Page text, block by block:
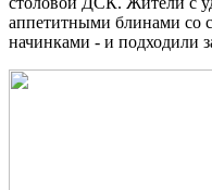
аппетитными блинами со
начинками - и подходили